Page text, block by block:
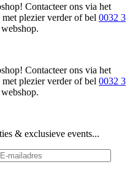
Contacteer ons via het
plezier verder of bel 0032 3
Contacteer ons via het
plezier verder of bel 0032 3
& exclusieve events...